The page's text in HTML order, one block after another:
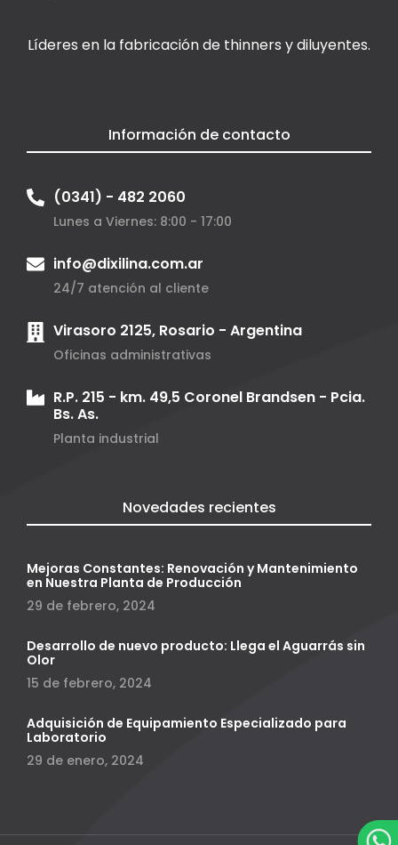
Líderes en la fabricación de thinners y diluyentes.
Información de contacto
(0341) - 482 2060
Lunes a Viernes: 8:00 - 17:00
info@dixilina.com.ar
24/7 atención al cliente
Virasoro 2125, Rosario - Argentina
Oficinas administrativas
R.P. 215 - km. 49,5 Coronel Brandsen - Pcia.
Bs. As.
Planta industrial
Novedades recientes
Mejoras Constantes: Renovación y Mantenimiento
en Nuestra Planta de Producción
29 de febrero, 2024
Desarrollo de nuevo producto: Llega el Aguarrás sin
Olor
15 de febrero, 2024
Adquisición de Equipamiento Especializado para
Laboratorio
29 de enero, 2024